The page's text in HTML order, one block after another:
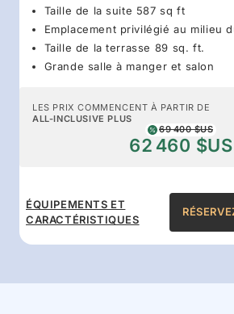
Taille de la suite 587 sq ft
Emplacement privilégié au milieu
Taille de la terrasse 89 sq. ft.
Grande salle à manger et salon
LES PRIX COMMENCENT À PARTIR DE
ALL-INCLUSIVE PLUS
69 400 $US
62 460 $US
ÉQUIPEMENTS ET
CARACTÉRISTIQUES